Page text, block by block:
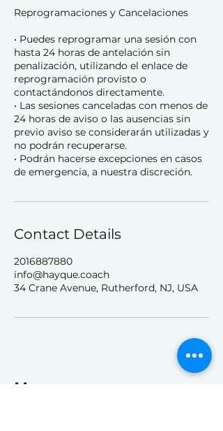
Reprogramaciones y Cancelaciones
• Puedes reprogramar una sesión con
hasta 24 horas de antelación sin
penalización, utilizando el enlace de
reprogramación provisto o
contactándonos directamente.
• Las sesiones canceladas con menos de
24 horas de aviso o las ausencias sin
previo aviso se considerarán utilizadas y
no podrán recuperarse.
• Podrán hacerse excepciones en casos
de emergencia, a nuestra discreción.
Contact Details
2016887880
info@hayque.coach
34 Crane Avenue, Rutherford, NJ, USA
Hayque